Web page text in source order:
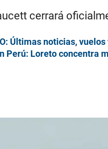
cerrará
Últimas noticias,
Perú: Loreto concentra